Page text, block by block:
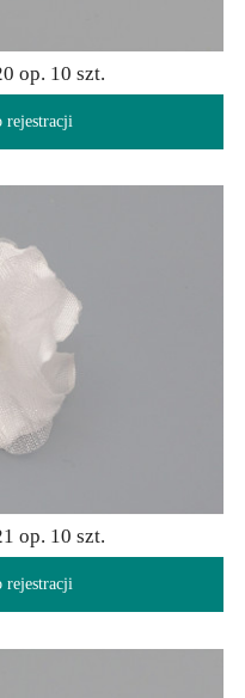
op. 10 szt.
rejestracji
op. 10 szt.
rejestracji